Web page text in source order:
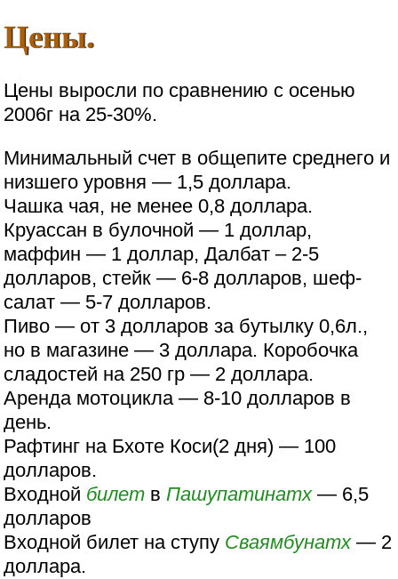
Цены.
Цены выросли по сравнению с осенью
2006г на 25-30%.
Минимальный счет в общепите среднего и
низшего уровня — 1,5 доллара.
Чашка чая, не менее 0,8 доллара.
Круассан в булочной — 1 доллар,
маффин — 1 доллар, Далбат – 2-5
долларов, стейк — 6-8 долларов, шеф-
салат — 5-7 долларов.
Пиво — от 3 долларов за бутылку 0,6л.,
но в магазине — 3 доллара. Коробочка
сладостей на 250 гр — 2 доллара.
Аренда мотоцикла — 8-10 долларов в
день.
Рафтинг на Бхоте Коси(2 дня) — 100
долларов.
Входной билет вПашупатинатх— 6,5
долларов
Входной билет на ступу Сваямбунатх— 2
доллара.